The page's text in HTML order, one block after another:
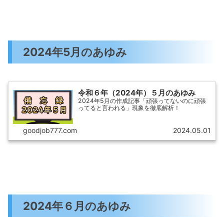
2024年5月のあゆみ
令和６年（2024年）５月のあゆみ
2024年5月の作成記事「頑張ってないのに頑張
ってると言われる」現象を徹底解析！
goodjob777.com 2024.05.01
2024年６月のあゆみ